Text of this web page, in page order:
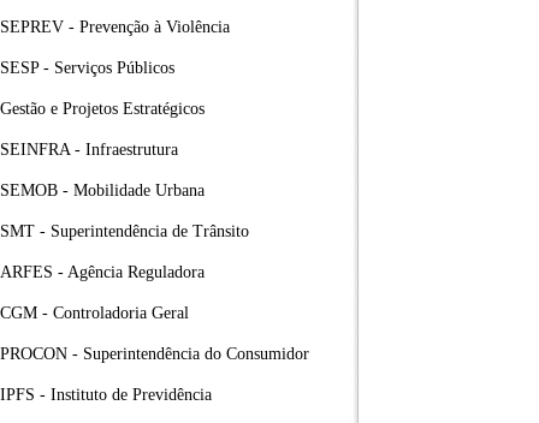
SEPREV - Prevenção à Violência
SESP - Serviços Públicos
Gestão e Projetos Estratégicos
SEINFRA - Infraestrutura
SEMOB - Mobilidade Urbana
SMT - Superintendência de Trânsito
ARFES - Agência Reguladora
CGM - Controladoria Geral
PROCON - Superintendência do Consumidor
IPFS - Instituto de Previdência